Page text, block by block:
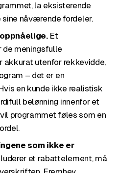
la eksisterende
nåværende fordeler.
Et
meningsfulle
akkurat utenfor rekkevidde,
– det er en
en kunde ikke realistisk
belønning innenfor et
programmet føles som en
som ikke er
et rabattelement, må